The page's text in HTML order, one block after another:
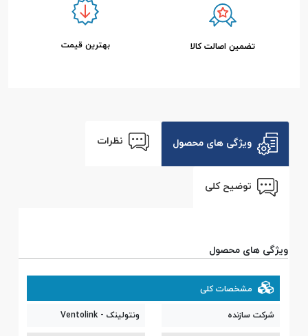
تضمین اصالت کالا بهترین قیمت
ویژگی های محصول نظرات
توضیح کلی
ویژگی های محصول
مشخصات کلی
شرکت سازنده
ونتولینک - Ventolink